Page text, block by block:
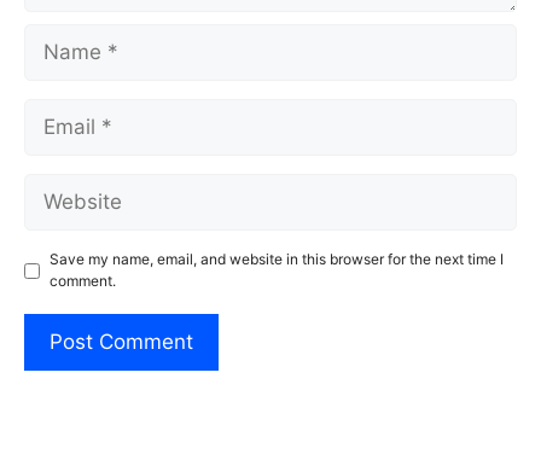
Name
Email
Website
Save my name, email, and website in this browser for the next time I
comment.